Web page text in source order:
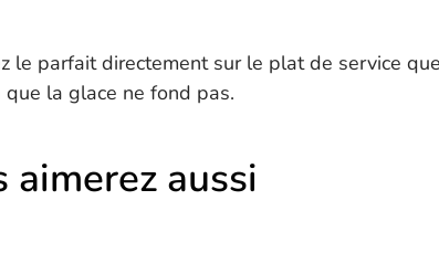
le parfait directement sur le plat de service
la glace ne fond pas.
aimerez aussi